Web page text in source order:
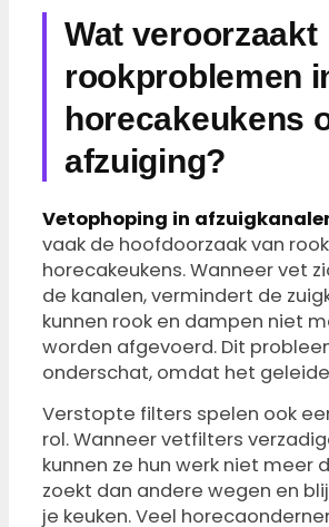
Wat veroorzaakt
rookproblemen
horecakeukens
afzuiging?
Vetophoping in
vaak de hoofdoorzaak van
horecakeukens. Wanneer vet
de kanalen, vermindert de
kunnen rook en dampen niet
worden afgevoerd. Dit
onderschat, omdat het
Verstopte filters spelen ook
rol. Wanneer vetfilters
kunnen ze hun werk niet meer
zoekt dan andere wegen en
je keuken. Veel